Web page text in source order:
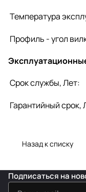
Температура
Профиль - угол
Срок службы, Лет:
Гарантийный срок,
Назад к списку
Подписаться на